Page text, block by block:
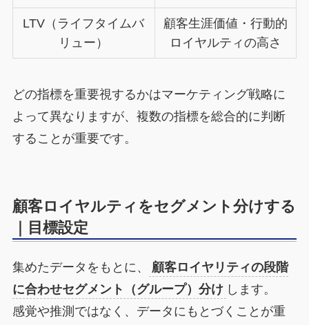
LTV（ライフタイムバ
リュー）
顧客生涯価値・行動的
ロイヤルティの高さ
どの指標を重要視するかはマーケティング戦略に
よって異なりますが、複数の指標を総合的に判断
することが重要です。
顧客ロイヤルティをセグメント分けする
｜目標設定
集めたデータをもとに、
顧客ロイヤリティの段階
に合わせセグメント（グループ）分け します。
感覚や推測ではなく、データにもとづくことが重